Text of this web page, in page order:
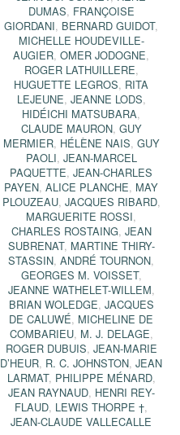
DUMAS, FRANÇOISE
GIORDANI, BERNARD GUIDOT,
MICHELLE HOUDEVILLE-
AUGIER,OMER JODOGNE,
ROGER LATHUILLERE,
HUGUETTE LEGROS, RITA
LEJEUNE, JEANNE LODS,
HIDÉICHI MATSUBARA,
CLAUDE MAURON, GUY
MERMIER, HÉLÈNE NAIS, GUY
PAOLI, JEAN-MARCEL
PAQUETTE,JEAN-CHARLES
PAYEN,ALICE PLANCHE, MAY
PLOUZEAU, JACQUES RIBARD,
MARGUERITE ROSSI,
CHARLES ROSTAING, JEAN
SUBRENAT, MARTINE THIRY-
STASSIN,ANDRÉ TOURNON,
GEORGES M. VOISSET,
JEANNE WATHELET-WILLEM,
BRIAN WOLEDGE, JACQUES
DE CALUWÉ, MICHELINE DE
COMBARIEU, M. J. DELAGE,
ROGER DUBUIS, JEAN-MARIE
D’HEUR, R. C. JOHNSTON,JEAN
LARMAT, PHILIPPE MÉNARD,
JEAN RAYNAUD, HENRI REY-
FLAUD, LEWIS THORPE †,
JEAN-CLAUDE VALLECALLE